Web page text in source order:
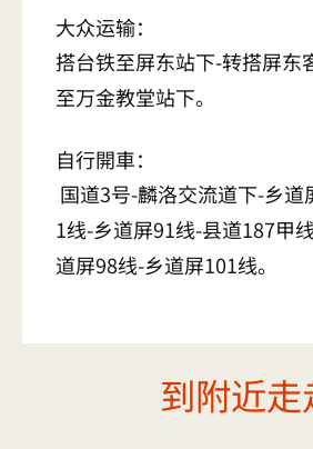
大众运输：
搭台铁至屏东站下-转搭屏东
至万金教堂站下。
自行開車：
国道3号-麟洛交流道下-乡道
1线-乡道屏91线-县道187甲
道屏98线-乡道屏101线。
到附近走